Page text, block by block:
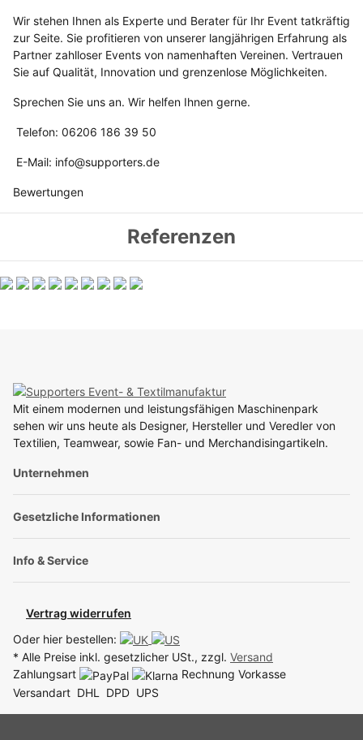
Wir stehen Ihnen als Experte und Berater für Ihr Event tatkräftig
zur Seite. Sie profitieren von unserer langjährigen Erfahrung als
Partner zahlloser Events von namenhaften Vereinen. Vertrauen
Sie auf Qualität, Innovation und grenzenlose Möglichkeiten.
Sprechen Sie uns an. Wir helfen Ihnen gerne.
Telefon: 06206 186 39 50
E-Mail: info@supporters.de
Bewertungen
Referenzen
Mit einem modernen und leistungsfähigen Maschinenpark
sehen wir uns heute als Designer, Hersteller und Veredler von
Textilien, Teamwear, sowie Fan- und Merchandisingartikeln.
Unternehmen
Gesetzliche Informationen
Info & Service
Vertrag widerrufen
Oder hier bestellen:
* Alle Preise inkl. gesetzlicher USt., zzgl. Versand
Zahlungsart
Rechnung Vorkasse
Versandart DHL DPD UPS